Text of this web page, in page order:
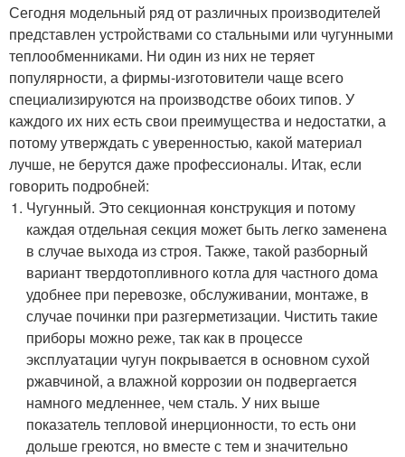
Сегодня модельный ряд от различных производителей
представлен устройствами со стальными или чугунными
теплообменниками. Ни один из них не теряет
популярности, а фирмы-изготовители чаще всего
специализируются на производстве обоих типов. У
каждого их них есть свои преимущества и недостатки, а
потому утверждать с уверенностью, какой материал
лучше, не берутся даже профессионалы. Итак, если
говорить подробней:
Чугунный. Это секционная конструкция и потому
каждая отдельная секция может быть легко заменена
в случае выхода из строя. Также, такой разборный
вариант твердотопливного котла для частного дома
удобнее при перевозке, обслуживании, монтаже, в
случае починки при разгерметизации. Чистить такие
приборы можно реже, так как в процессе
эксплуатации чугун покрывается в основном сухой
ржавчиной, а влажной коррозии он подвергается
намного медленнее, чем сталь. У них выше
показатель тепловой инерционности, то есть они
дольше греются, но вместе с тем и значительно